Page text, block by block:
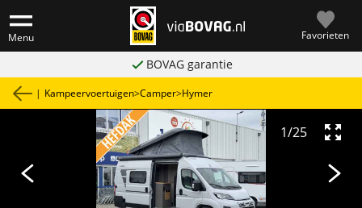
Menu Favorieten
BOVAG garantie
| Kampeervoertuigen>Camper>Hymer
1/25